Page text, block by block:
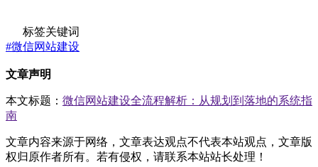
标签关键词
#微信网站建设
文章声明
本文标题： 微信网站建设全流程解析：从规划到落地的系统指
南
文章内容来源于网络，文章表达观点不代表本站观点，文章版
权归原作者所有。若有侵权，请联系本站站长处理！